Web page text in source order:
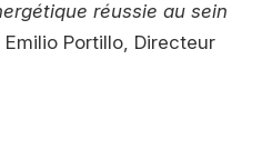
réussie au sein
Emilio Portillo, Directeur